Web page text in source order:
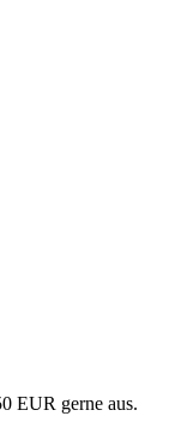
EUR gerne aus.